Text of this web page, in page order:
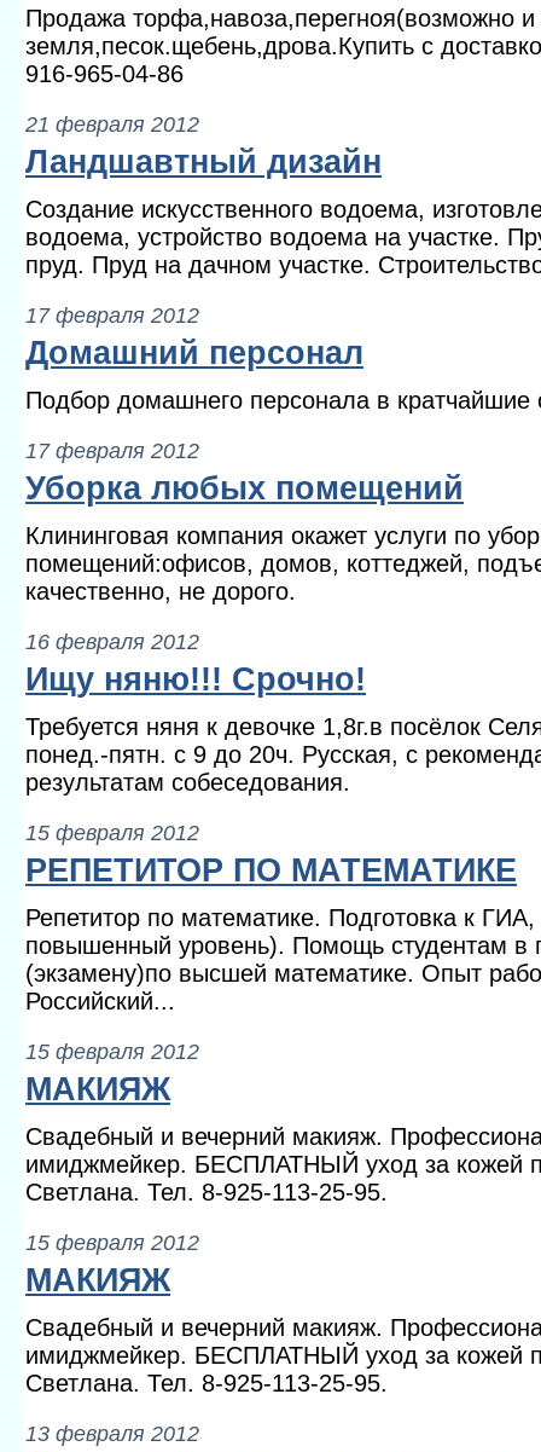
Продажа торфа,навоза,перегноя(возможно
земля,песок.щебень,дрова.Купить с
916-965-04-86
21 февраля 2012
Ландшавтный дизайн
Создание искусственного водоема,
водоема, устройство водоема на участке.
пруд. Пруд на дачном участке.
17 февраля 2012
Домашний персонал
Подбор домашнего персонала в кратчайшие
17 февраля 2012
Уборка любых помещений
Клининговая компания окажет услуги по
помещений:офисов, домов, коттеджей,
качественно, не дорого.
16 февраля 2012
Ищу няню!!! Срочно!
Требуется няня к девочке 1,8г.в посёлок
понед.-пятн. с 9 до 20ч. Русская, с
результатам собеседования.
15 февраля 2012
РЕПЕТИТОР ПО МАТЕМАТИКЕ
Репетитор по математике. Подготовка к
повышенный уровень). Помощь студентам в
(экзамену)по высшей математике. Опыт
Российский...
15 февраля 2012
МАКИЯЖ
Свадебный и вечерний макияж.
имиджмейкер. БЕСПЛАТНЫЙ уход за кожей
Светлана. Тел. 8-925-113-25-95.
15 февраля 2012
МАКИЯЖ
Свадебный и вечерний макияж.
имиджмейкер. БЕСПЛАТНЫЙ уход за кожей
Светлана. Тел. 8-925-113-25-95.
13 февраля 2012